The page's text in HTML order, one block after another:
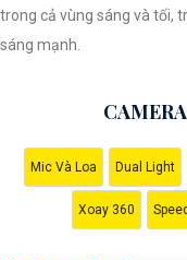
trong cả vùng sáng và tối,
sáng mạnh.
Mic Và Loa Dual Light
Xoay 360